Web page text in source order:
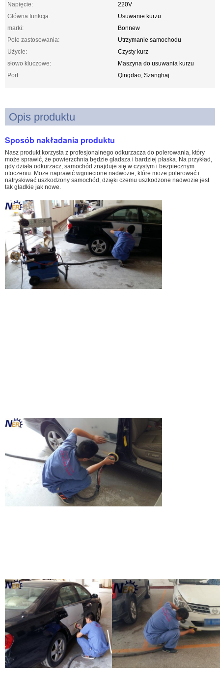
Napięcie:
220V
Główna funkcja:
Usuwanie kurzu
marki:
Bonnew
Pole zastosowania:
Utrzymanie samochodu
Użycie:
Czysty kurz
słowo kluczowe:
Maszyna do usuwania kurzu
Port:
Qingdao, Szanghaj
Opis produktu
Sposób nakładania produktu
Nasz produkt korzysta z profesjonalnego odkurzacza do polerowania, który
może sprawić, że powierzchnia będzie gładsza i bardziej płaska. Na przykład,
gdy działa odkurzacz, samochód znajduje się w czystym i bezpiecznym
otoczeniu. Może naprawić wgniecione nadwozie, które może polerować i
natryskiwać uszkodzony samochód, dzięki czemu uszkodzone nadwozie jest
tak gładkie jak nowe.